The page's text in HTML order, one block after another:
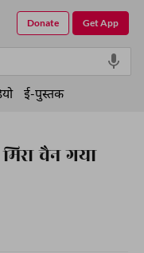
चैन गया
Get App
Donate
ई-पुस्तक